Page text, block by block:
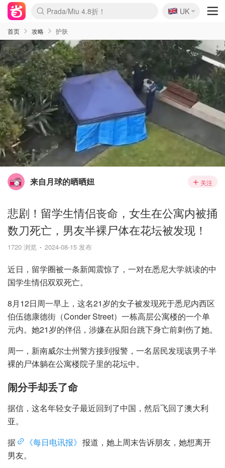
麦卢卡蜂蜜夏促！个位数！
Prada/Miu 4.8折！
啥？必胜客披萨5折！
🇬🇧
UK
首页 攻略 护肤
来自月球的晒晒妞 关注
悲剧！留学生情侣丧命，女生在公寓内被捅
数刀死亡，男友半裸尸体在花坛被发现！
1720 浏览 2024-08-15 发布
近日，留学圈被一条新闻震惊了，一对在悉尼大学就读的中
国学生情侣双双死亡。
8月12日周一早上，这名21岁的女子被发现死于悉尼内西区
伯伍德康德街（Conder Street）一栋高层公寓楼的一个单
元内。她21岁的伴侣，涉嫌在从阳台跳下身亡前刺伤了她。
周一，新南威尔士州警方接到报警，一名居民发现该男子半
裸的尸体躺在公寓楼院子里的花坛中。
闹分手却丢了命
据信，这名年轻女子最近回到了中国，然后飞回了澳大利
亚。
据
《每日电讯报》 报道，她上周末告诉朋友，她想离开
男友。